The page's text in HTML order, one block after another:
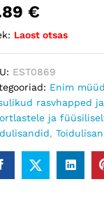
€
Laost otsas
EST0869
Enim
rasvhapped
ja
,